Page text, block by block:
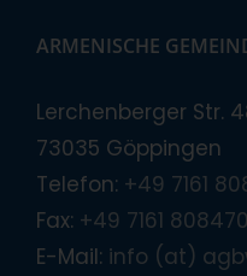
ARMENISCHE
Lerchenberger Str.
73035 Göppingen
Telefon: +49 7161
Fax: +49 7161
E-Mail: info (at)